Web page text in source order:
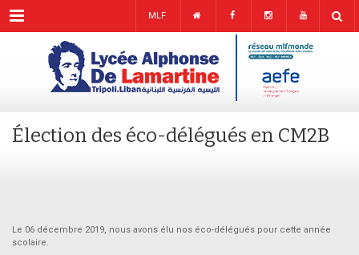
Menu MLF
Élection des éco-délégués en CM2B
Le 06 décembre 2019, nous avons élu nos éco-délégués pour cette année
scolaire.